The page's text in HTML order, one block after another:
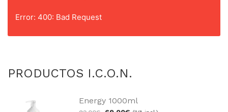
Error: 400: Bad Request
PRODUCTOS I.C.O.N.
Energy 1000ml